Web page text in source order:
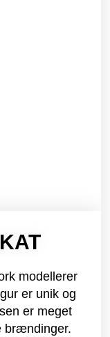
modellerer
er unik og
er meget
brændinger.